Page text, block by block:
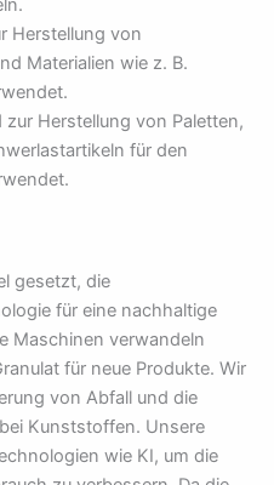
Herstellung von
Materialien wie z. B.
zur Herstellung von Paletten,
für den
gesetzt, die
für eine nachhaltige
Maschinen verwandeln
für neue Produkte. Wir
von Abfall und die
Kunststoffen. Unsere
wie KI, um die